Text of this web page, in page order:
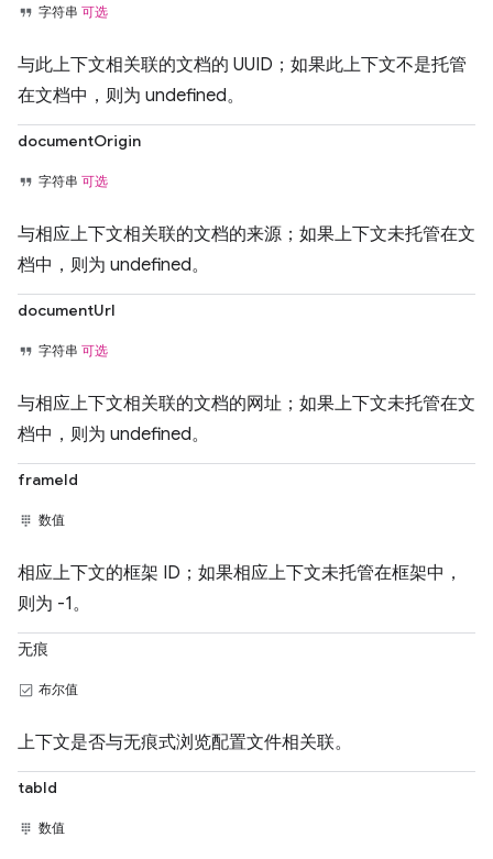
字符串 可选
与此上下文相关联的文档的 UUID；如果此上下文不是托管
在文档中，则为 undefined。
documentOrigin
字符串 可选
与相应上下文相关联的文档的来源；如果上下文未托管在文
档中，则为 undefined。
documentUrl
字符串 可选
与相应上下文相关联的文档的网址；如果上下文未托管在文
档中，则为 undefined。
frameId
数值
相应上下文的框架 ID；如果相应上下文未托管在框架中，
则为 -1。
无痕
布尔值
上下文是否与无痕式浏览配置文件相关联。
tabId
数值